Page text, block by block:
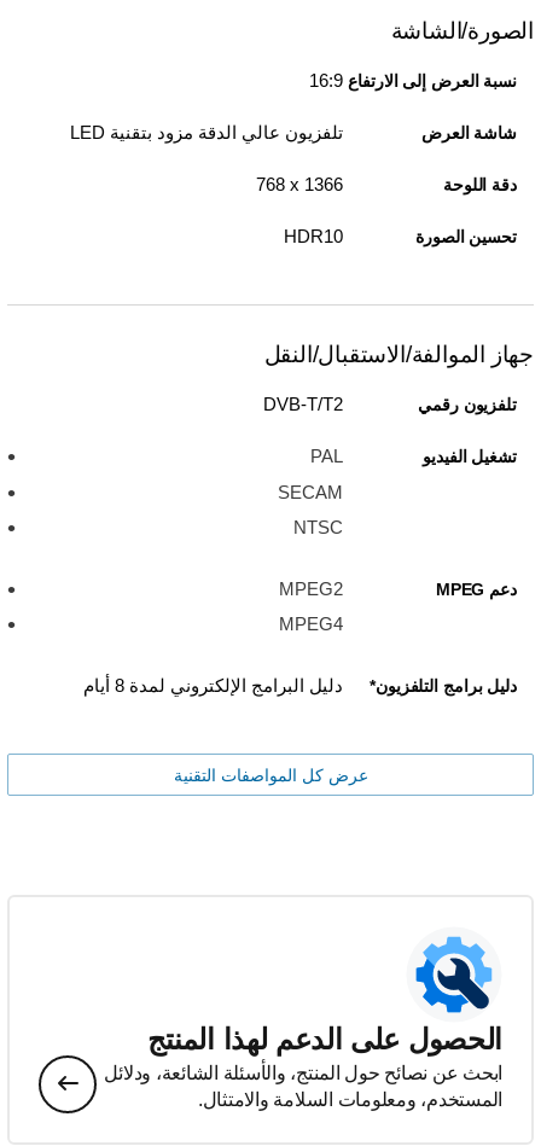
الصورة/الشاشة
نسبة العرض إلى الارتفاع 16:9
شاشة العرض تلفزيون عالي الدقة مزود بتقنية LED
دقة اللوحة 1366 x‏ 768
تحسين الصورة HDR10
جهاز الموالفة/الاستقبال/النقل
تلفزيون رقمي DVB-T/T2
تشغيل الفيديو
PAL
SECAM
NTSC
دعم MPEG
MPEG2
MPEG4
دليل برامج التلفزيون* دليل البرامج الإلكتروني لمدة 8 أيام
عرض كل المواصفات التقنية
الحصول على الدعم لهذا المنتج
ابحث عن نصائح حول المنتج، والأسئلة الشائعة، ودلائل
المستخدم، ومعلومات السلامة والامتثال.